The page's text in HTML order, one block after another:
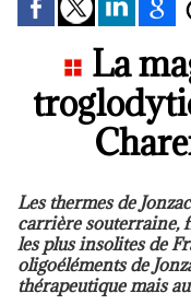
La
Les thermes de
carrière souterraine,
les plus insolites de
oligoéléments de
thérapeutique mais